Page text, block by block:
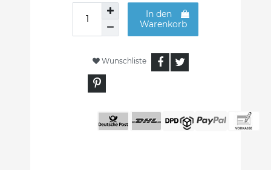
In den
Warenkorb
Wunschliste